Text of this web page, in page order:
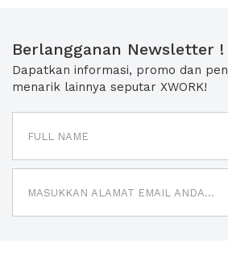
Berlangganan Newsletter !
Dapatkan informasi, promo dan
menarik lainnya seputar XWORK!